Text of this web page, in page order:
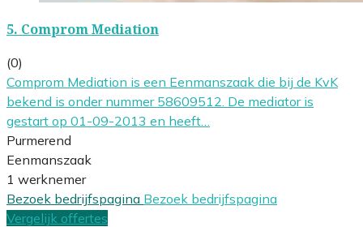
5. Comprom Mediation
(0)
Comprom Mediation is een Eenmanszaak die bij de KvK
bekend is onder nummer 58609512. De mediator is
gestart op 01-09-2013 en heeft…
Purmerend
Eenmanszaak
1 werknemer
Bezoek bedrijfspagina Bezoek bedrijfspagina
Vergelijk offertes